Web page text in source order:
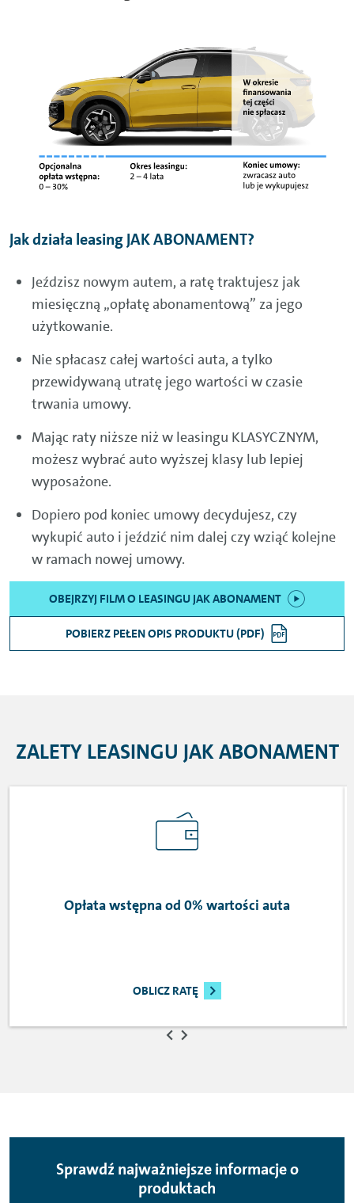
Jak działa leasing JAK ABONAMENT?
Jeździsz nowym autem, a ratę traktujesz jak
miesięczną „opłatę abonamentową” za jego
użytkowanie.
Nie spłacasz całej wartości auta, a tylko
przewidywaną utratę jego wartości w czasie
trwania umowy.
Mając raty niższe niż w leasingu KLASYCZNYM,
możesz wybrać auto wyższej klasy lub lepiej
wyposażone.
Dopiero pod koniec umowy decydujesz, czy
wykupić auto i jeździć nim dalej czy wziąć kolejne
w ramach nowej umowy.
OBEJRZYJ FILM O LEASINGU JAK ABONAMENT
POBIERZ PEŁEN OPIS PRODUKTU (PDF)
ZALETY LEASINGU JAK ABONAMENT
Opłata wstępna od 0% wartości auta
OBLICZ RATĘ
Sprawdź najważniejsze informacje o
produktach